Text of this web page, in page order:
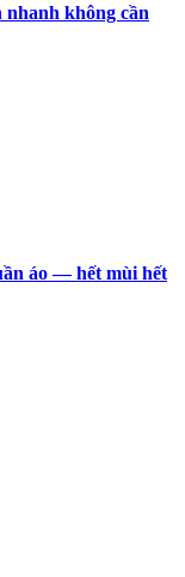
không cần
áo — hết mùi hết